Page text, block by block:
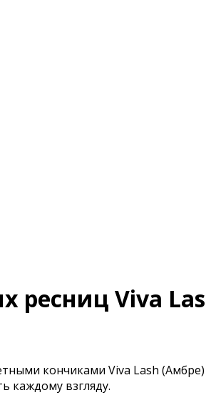
ресниц Viva
кончиками Viva Lash
каждому взгляду.